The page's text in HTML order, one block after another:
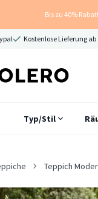
Bis zu 40%
Kostenlose Lieferung ab
Typ/Stil
Teppich